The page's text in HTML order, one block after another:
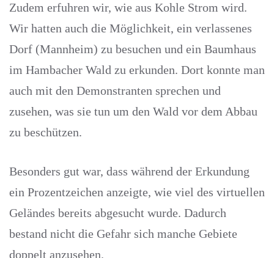
Zudem erfuhren wir, wie aus Kohle Strom wird.
Wir hatten auch die Möglichkeit, ein verlassenes
Dorf (Mannheim) zu besuchen und ein Baumhaus
im Hambacher Wald zu erkunden. Dort konnte man
auch mit den Demonstranten sprechen und
zusehen, was sie tun um den Wald vor dem Abbau
zu beschützen.
Besonders gut war, dass während der Erkundung
ein Prozentzeichen anzeigte, wie viel des virtuellen
Geländes bereits abgesucht wurde. Dadurch
bestand nicht die Gefahr sich manche Gebiete
doppelt anzusehen.